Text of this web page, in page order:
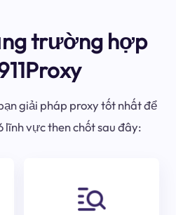
trường hợp
giải pháp proxy tốt nhất để
vực then chốt sau đây: